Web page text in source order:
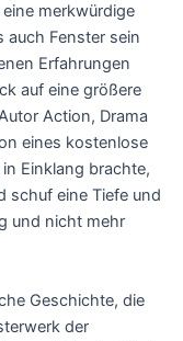
merkwürdige
auch Fenster sein
Erfahrungen
auf eine größere
Action, Drama
eines kostenlose
Einklang brachte,
schuf eine Tiefe und
und nicht mehr
Geschichte, die
der